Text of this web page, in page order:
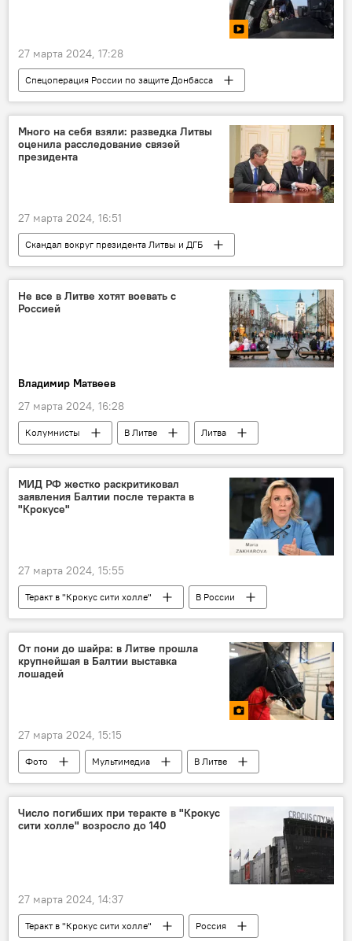
27 марта 2024, 17:28
Спецоперация России по защите Донбасса
Россия
Украина Минобороны РФ
Много на себя взяли: разведка Литвы
оценила расследование связей
президента
27 марта 2024, 16:51
Скандал вокруг президента Литвы и ДГБ
Литва
Гитанас Науседа
Департамент госбезопасности (ДГБ)
Политика
Не все в Литве хотят воевать с
Россией
Владимир Матвеев
27 марта 2024, 16:28
Колумнисты В Литве
Литва
Политика
Украина
Россия
Габриэлюс Ландсбергис
МИД РФ жестко раскритиковал
заявления Балтии после теракта в
"Крокусе"
27 марта 2024, 15:55
Теракт в "Крокус сити холле"
В России
Россия
МИД РФ
Мария Захарова
МИД Литвы
От пони до шайра: в Литве прошла
крупнейшая в Балтии выставка
лошадей
27 марта 2024, 15:15
Фото Мультимедиа
В Литве
Литва
Вильнюс
лошадь
выставка
Число погибших при теракте в "Крокус
сити холле" возросло до 140
27 марта 2024, 14:37
Теракт в "Крокус сити холле" Россия